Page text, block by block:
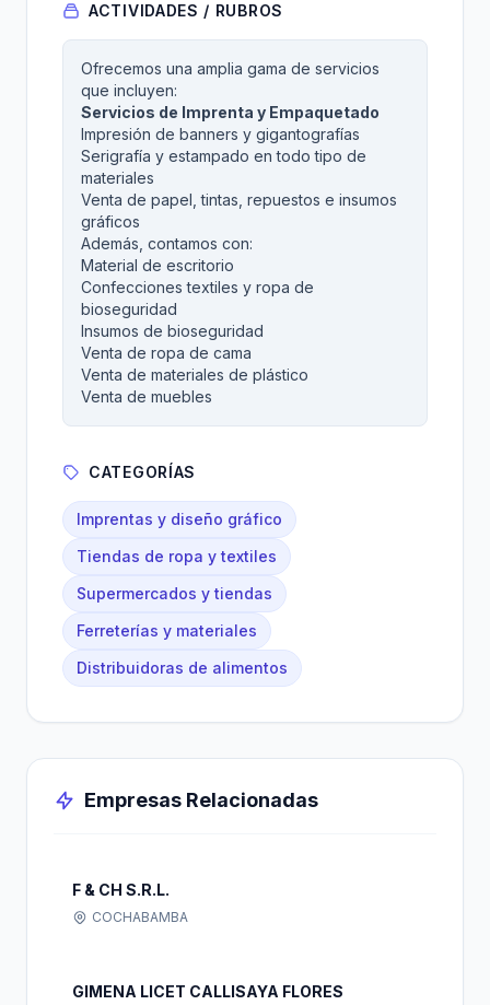
ACTIVIDADES / RUBROS
Ofrecemos una amplia gama de servicios
que incluyen:
Servicios de Imprenta y Empaquetado
Impresión de banners y gigantografías
Serigrafía y estampado en todo tipo de
materiales
Venta de papel, tintas, repuestos e insumos
gráficos
Además, contamos con:
Material de escritorio
Confecciones textiles y ropa de
bioseguridad
Insumos de bioseguridad
Venta de ropa de cama
Venta de materiales de plástico
Venta de muebles
CATEGORÍAS
Imprentas y diseño gráfico
Tiendas de ropa y textiles
Supermercados y tiendas
Ferreterías y materiales
Distribuidoras de alimentos
Empresas Relacionadas
F & CH S.R.L.
COCHABAMBA
GIMENA LICET CALLISAYA FLORES